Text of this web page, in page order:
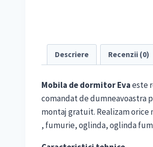
Descriere Recenzii (0)
Mobila de dormitor Evaeste
comandat de dumneavoastra
montaj gratuit. Realizam
, fumurie, oglinda, oglinda